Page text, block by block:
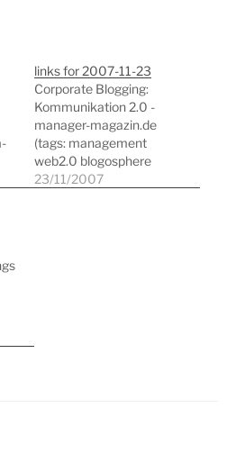
links for 2007-11-23
Corporate Blogging:
Kommunikation 2.0 -
manager-magazin.de
(tags: management
web2.0 blogosphere
kommunikation)
23/11/2007